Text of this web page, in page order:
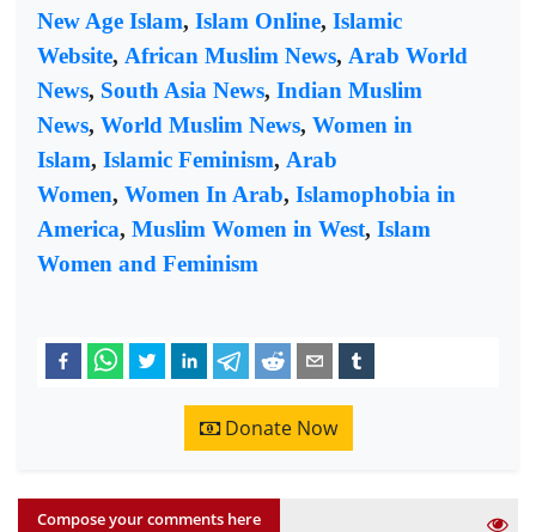
New Age Islam, Islam Online, Islamic
Website, African Muslim News, Arab World
News, South Asia News, Indian Muslim
News, World Muslim News, Women in
Islam, Islamic Feminism, Arab
Women, Women In Arab, Islamophobia in
America, Muslim Women in West, Islam
Women and Feminism
Donate Now
Compose your comments here